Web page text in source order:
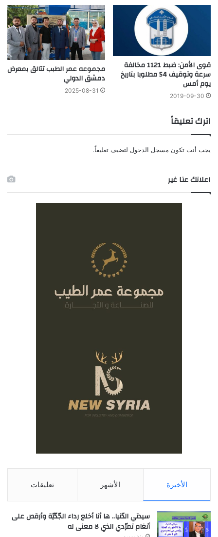
قوى الأمن: ضبط 1121 مخالفة
سرعة وتوقيف 54 مطلوبا بتاريخ
يوم أمس
2019-09-30
مجموعه عمر الطبب تتالق بمعرض
دمشق الدولي
2025-08-31
اترك تعليقاً
يجب أنت تكون مسجل الدخول لتضيف تعليقاً.
اعلانك عنا غير
الأخيرة الأشهر تعليقات
سيدتي الدّنيا.. ها أنا أخلع رداء الجّدّيّة وأرقص على
أنغام تمرّدي الذي لا معنى له